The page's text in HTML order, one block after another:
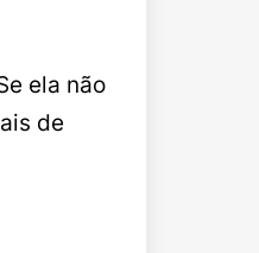
ela não
de